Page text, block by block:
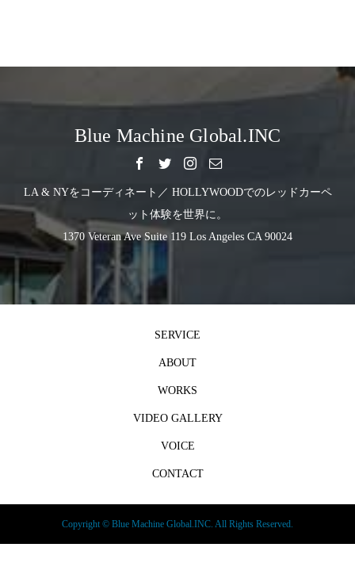
Blue Machine Global.INC
LA & NYをコーディネート／ HOLLYWOODでのレッドカーペ
ット体験を世界に。
1370 Veteran Ave Suite 119 Los Angeles CA 90024
SERVICE
ABOUT
WORKS
VIDEO GALLERY
VOICE
CONTACT
Copyright © Blue Machine Global.INC. All Rights Reserved.